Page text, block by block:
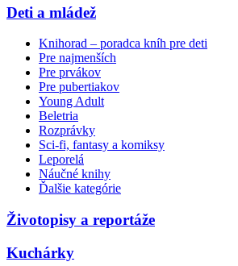
Deti a mládež
Knihorad – poradca kníh pre deti
Pre najmenších
Pre prvákov
Pre pubertiakov
Young Adult
Beletria
Rozprávky
Sci-fi, fantasy a komiksy
Leporelá
Náučné knihy
Ďalšie kategórie
Životopisy a reportáže
Kuchárky